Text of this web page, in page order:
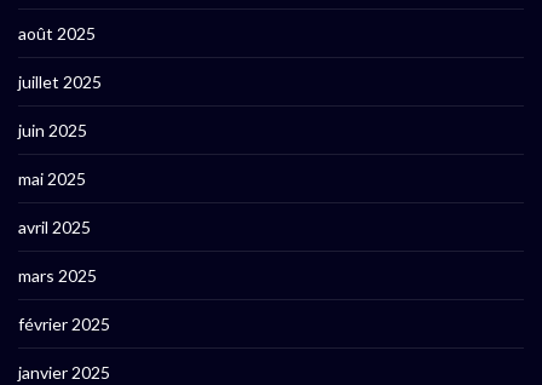
août 2025
juillet 2025
juin 2025
mai 2025
avril 2025
mars 2025
février 2025
janvier 2025